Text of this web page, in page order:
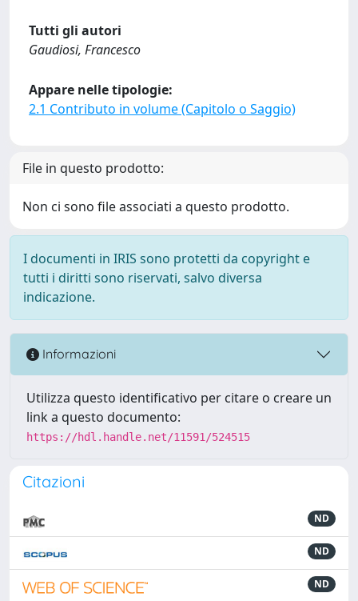
Tutti gli autori
Gaudiosi, Francesco
Appare nelle tipologie:
2.1 Contributo in volume (Capitolo o Saggio)
File in questo prodotto:
Non ci sono file associati a questo prodotto.
I documenti in IRIS sono protetti da copyright e
tutti i diritti sono riservati, salvo diversa
indicazione.
Informazioni
Utilizza questo identificativo per citare o creare un
link a questo documento:
https://hdl.handle.net/11591/524515
Citazioni
ND
ND
ND